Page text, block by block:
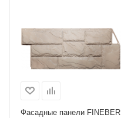
Фасадные панели FINEBER